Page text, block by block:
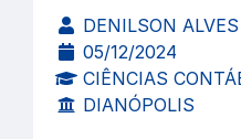
DENILSON
05/12/2024
CIÊNCIAS
DIANÓPOLIS